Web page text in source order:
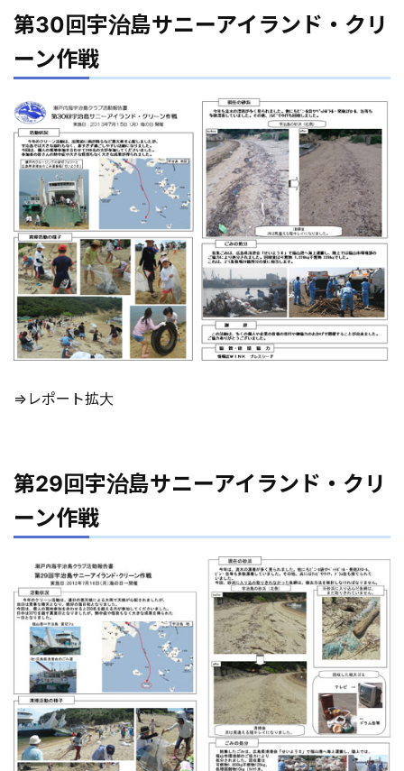
第30回宇治島サニーアイランド・クリ
ーン作戦
⇒レポート拡大
第29回宇治島サニーアイランド・クリ
ーン作戦